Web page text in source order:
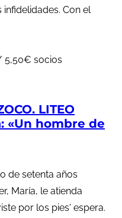
Con el
5,50€ socios
LITEO
«Un hombre de
de setenta años
María, le atienda
por los pies' espera.